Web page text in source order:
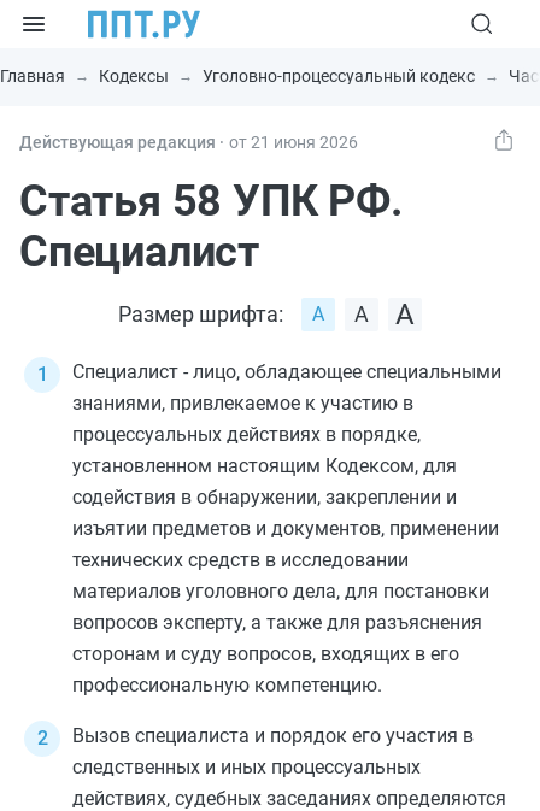
Главная Кодексы Уголовно-процессуальный кодекс
Действующая редакция ⸱ от 21 июня 2026
Статья 58 УПК РФ.
Специалист
Размер шрифта:
Специалист - лицо, обладающее специальными
знаниями, привлекаемое к участию в
процессуальных действиях в порядке,
установленном настоящим Кодексом, для
содействия в обнаружении, закреплении и
изъятии предметов и документов, применении
технических средств в исследовании
материалов уголовного дела, для постановки
вопросов эксперту, а также для разъяснения
сторонам и суду вопросов, входящих в его
профессиональную компетенцию.
Вызов специалиста и порядок его участия в
следственных и иных процессуальных
действиях, судебных заседаниях определяются